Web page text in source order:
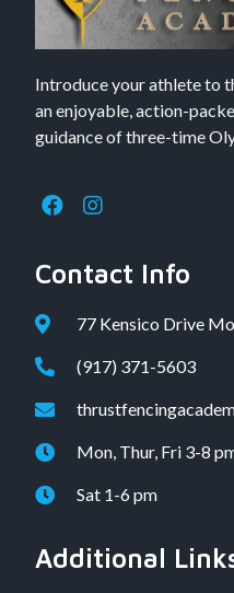
Introduce your athlete to
an enjoyable, action-
guidance of three-time
Contact Info
77 Kensico Drive
(917) 371-5603
Mon, Thur, Fri 3-8
Sat 1-6 pm
Additional